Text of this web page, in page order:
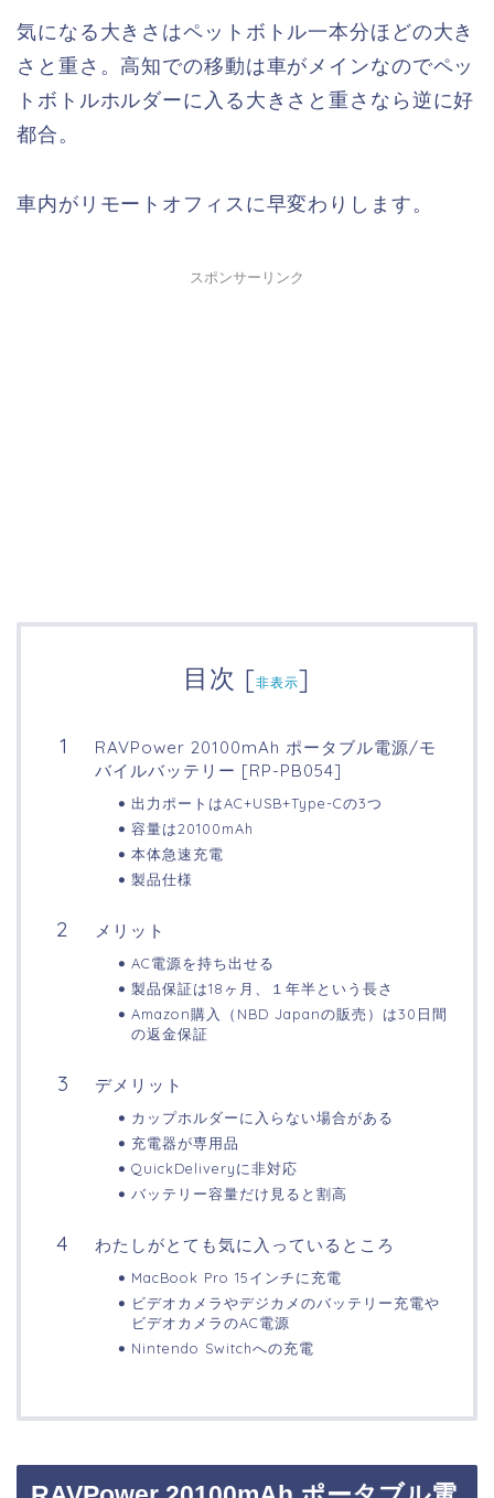
気になる大きさはペットボトル一本分ほどの大き
さと重さ。高知での移動は車がメインなのでペッ
トボトルホルダーに入る大きさと重さなら逆に好
都合。
車内がリモートオフィスに早変わりします。
スポンサーリンク
目次 [非表示]
RAVPower 20100mAh ポータブル電源/モ
バイルバッテリー [RP-PB054]
出力ポートはAC+USB+Type-Cの3つ
容量は20100mAh
本体急速充電
製品仕様
メリット
AC電源を持ち出せる
製品保証は18ヶ月、１年半という長さ
Amazon購入（NBD Japanの販売）は30日間
の返金保証
デメリット
カップホルダーに入らない場合がある
充電器が専用品
QuickDeliveryに非対応
バッテリー容量だけ見ると割高
わたしがとても気に入っているところ
MacBook Pro 15インチに充電
ビデオカメラやデジカメのバッテリー充電や
ビデオカメラのAC電源
Nintendo Switchへの充電